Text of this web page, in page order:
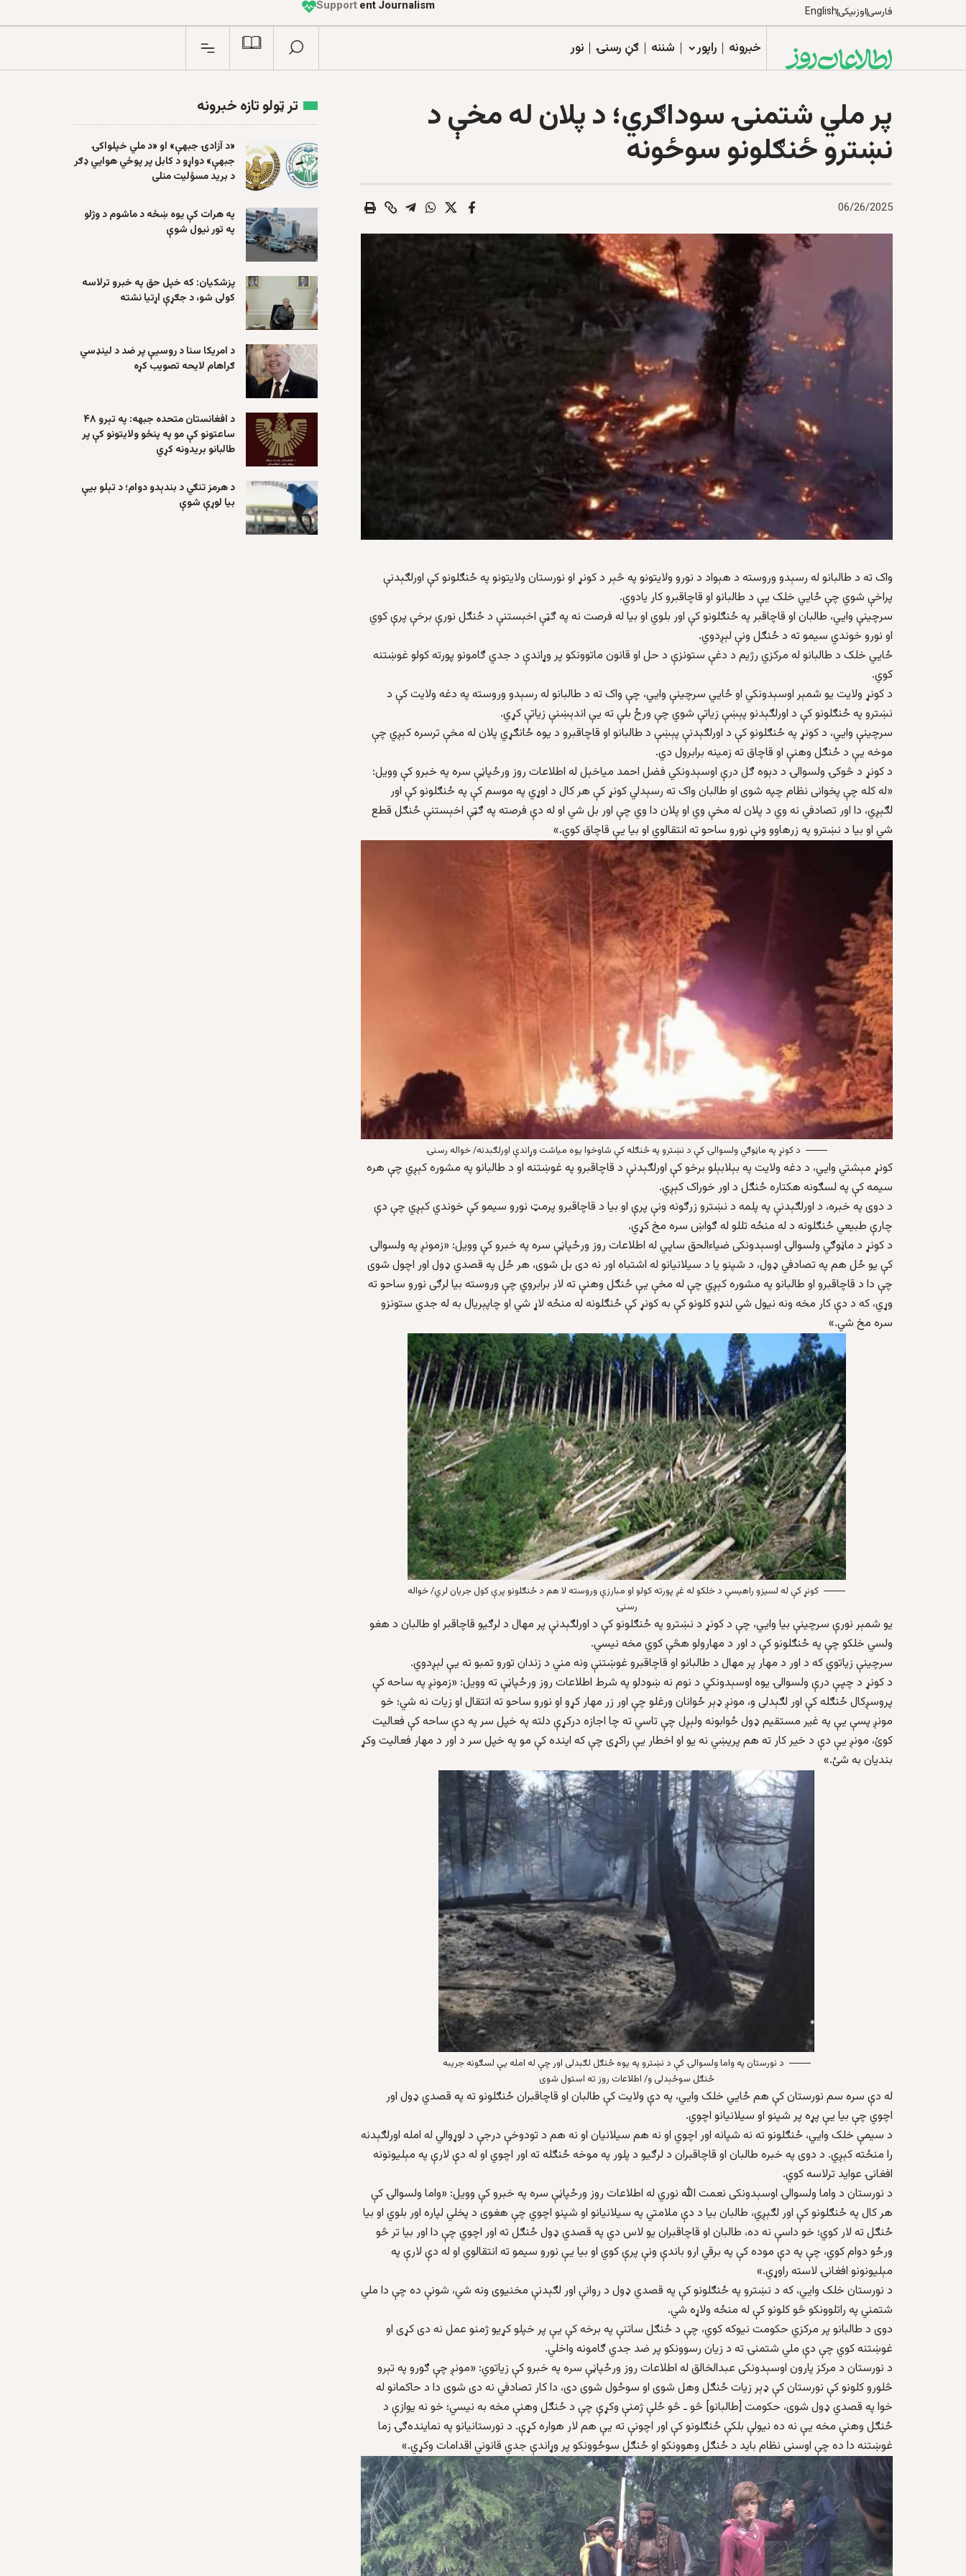
فارسیاوزبیکیEnglish
E
n
p
e
d
n
I Support
خبرونه راپور شننه ګڼ رسنۍ نور
پر ملي شتمنۍ سوداګري؛ د پلان له مخې د
نښترو ځنګلونو سوځونه
06/26/2025
واک ته د طالبانو له رسېدو وروسته د هېواد د نورو ولایتونو په څېر د کونړ او نورستان ولایتونو په ځنګلونو کې اورلګېدنې
پراخې شوي چې ځايي خلک یې د طالبانو او قاچاقبرو کار یادوي.
سرچینې وايي، طالبان او قاچاقبر په ځنګلونو کې اور بلوي او بیا له فرصت نه په ګټې اخېستنې د ځنګل نورې برخې پرې کوي
او نورو خوندي سیمو ته د ځنګل ونې لېږدوي.
ځايي خلک د طالبانو له مرکزي رژیم د دغې ستونزې د حل او قانون ماتوونکو پر وړاندې د جدي ګامونو پورته کولو غوښتنه
کوي.
د کونړ ولایت یو شمېر اوسېدونکي او ځايي سرچینې وايي، چې واک ته د طالبانو له رسېدو وروسته په دغه ولایت کې د
نښترو په ځنګلونو کې د اورلګېدنو پېښې زیاتې شوي چې ورځ بلې ته یې اندېښنې زیاتې کړي.
سرچینې وایي، د کونړ په ځنګلونو کې د اورلګېدنې پېښې د طالبانو او قاچاقبرو د یوه ځانګړي پلان له مخې ترسره کېږي چې
موخه یې د ځنګل وهنې او قاچاق ته زمینه برابرول دي.
د کونړ د څوکۍ ولسوالۍ د دېوه ګل درې اوسېدونکي فضل احمد میاخېل له اطلاعات روز ورځپاڼې سره په خبرو کې وویل:
«له کله چې پخوانی نظام چپه شوی او طالبان واک ته رسېدلي کونړ کې هر کال د اوړي په موسم کې په ځنګلونو کې اور
لګېږي، دا اور تصادفي نه وي د پلان له مخې وي او پلان دا وي چې اور بل شي او له دې فرصته په ګټې اخېستنې ځنګل قطع
شي او بیا د نښترو په زرهاوو ونې نورو ساحو ته انتقالوي او بیا یې قاچاق کوي.»
د کونړ په ماڼوګي ولسوالۍ کې د نښترو په ځنګله کې شاوخوا یوه میاشت وړاندې اورلګېدنه/ خواله رسنۍ
کونړ مېشتي وايي، د دغه ولایت په بېلابېلو برخو کې اورلګېدنې د قاچاقبرو په غوښتنه او د طالبانو په مشوره کېږي چې هره
سیمه کې په لسګونه هکتاره ځنګل د اور خوراک کېږي.
د دوی په خبره، د اورلګېدنې په پلمه د نښترو زرګونه ونې پرې او بیا د قاچاقبرو پرمټ نورو سیمو کې خوندي کېږي چې دې
چارې طبیعي ځنګلونه د له منځه تللو له ګواښ سره مخ کړي.
د کونړ د ماڼوګي ولسوالۍ اوسېدونکی ضیاءالحق ساپي له اطلاعات روز ورځپاڼې سره په خبرو کې وویل: «زمونږ په ولسوالۍ
کې یو ځل هم په تصادفي ډول، د شپنو یا د سیلانیانو له اشتباه اور نه دی بل شوی، هر ځل په قصدي ډول اور اچول شوی
چې دا د قاچاقبرو او طالبانو په مشوره کېږي چې له مخې یې ځنګل وهنې ته لار برابروي چې وروسته بیا لرګی نورو ساحو ته
وړي، که د دې کار مخه ونه نیول شي لنډو کلونو کې به کونړ کې ځنګلونه له منځه لاړ شي او چاپېریال به له جدي ستونزو
سره مخ شي.»
کونړ کې له لسیزو راهیسې د خلکو له غږ پورته کولو او مبارزې وروسته لا هم د ځنګلونو پرې کول جریان لري/ خواله
رسنۍ
یو شمېر نورې سرچینې بیا وايي، چې د کونړ د نښترو په ځنګلونو کې د اورلګېدنې پر مهال د لرګیو قاچاقبر او طالبان د هغو
ولسي خلکو چې په ځنګلونو کې د اور د مهارولو هڅې کوي مخه نیسي.
سرچینې زیاتوي که د اور د مهار پر مهال د طالبانو او قاچاقبرو غوښتنې ونه مني د زندان تورو تمبو ته یې لېږدوي.
د کونړ د چپې درې ولسوالۍ یوه اوسېدونکي د نوم نه ښودلو په شرط اطلاعات روز ورځپاڼې ته وویل: «زمونږ په ساحه کې
پروسږکال ځنګله کې اور لګېدلی و، مونږ ډېر ځوانان ورغلو چې اور زر مهار کړو او نورو ساحو ته انتقال او زیات نه شي؛ خو
مونږ پسې یې په غیر مستقیم ډول ځوابونه ولېږل چې تاسي ته چا اجازه درکړې دلته په خپل سر په دې ساحه کې فعالیت
کوئ، مونږ یې دې د خیر کار ته هم پریښي نه یو او اخطار یې راکړی چې که اینده کې مو په خپل سر د اور د مهار فعالیت وکړ
بندیان به شئ.»
د نورستان په واما ولسوالۍ کې د نښترو په یوه ځنګل لګېدلی اور چې له امله یې لسګونه جریبه
ځنګل سوځېدلی و/ اطلاعات روز ته استول شوی
له دې سره سم نورستان کې هم ځايي خلک وايي، په دې ولایت کې طالبان او قاچاقبران ځنګلونو ته په قصدي ډول اور
اچوي چې بیا یې پړه پر شپنو او سیلانیانو اچوي.
د سیمې خلک وايي، ځنګلونو ته نه شپانه اور اچوي او نه هم سیلانیان او نه هم د تودوخې درجې د لوړوالي له امله اورلګېدنه
را منځته کېږي. د دوی په خبره طالبان او قاچاقبران د لرګیو د پلور په موخه ځنګله ته اور اچوي او له دې لارې په مېلیونونه
افغانۍ عواید ترلاسه کوي.
د نورستان د واما ولسوالۍ اوسېدونکی نعمت الله نوري له اطلاعات روز ورځپاڼې سره په خبرو کې وویل: «واما ولسوالۍ کې
هر کال په ځنګلونو کې اور لګېږي، طالبان بیا د دې ملامتي په سیلانیانو او شپنو اچوي چې هغوی د پخلي لپاره اور بلوي او بیا
ځنګل ته لار کوي؛ خو داسې نه ده، طالبان او قاچاقبران یو لاس دي په قصدي ډول ځنګل ته اور اچوي چې دا اور بیا تر څو
ورځو دوام کوي، چې په دې موده کې په برقي ارو باندې ونې پرې کوي او بیا یې نورو سیمو ته انتقالوي او له دې لارې په
مېلیونونو افغانۍ لاسته راوړي.»
د نورستان خلک وايي، که د نښترو په ځنګلونو کې په قصدي ډول د روانې اور لګېدنې مخنیوی ونه شي، شونې ده چې دا ملي
شتمني په راتلوونکو څو کلونو کې له منځه ولاړه شي.
دوی د طالبانو پر مرکزي حکومت نیوکه کوي، چې د ځنګل ساتنې په برخه کې یې پر خپلو کړیو ژمنو عمل نه دی کړی او
غوښتنه کوي چې دې ملي شتمنۍ ته د زیان رسوونکو پر ضد جدي ګامونه واخلي.
د نورستان د مرکز پارون اوسېدونکی عبدالخالق له اطلاعات روز ورځپاڼې سره په خبرو کې زیاتوي: «مونږ چې ګورو په تېرو
څلورو کلونو کې نورستان کې ډېر زیات ځنګل وهل شوی او سوځول شوی دی، دا کار تصادفي نه دی شوی دا د حاکمانو له
خوا په قصدي ډول شوی، حکومت [طالبانو] څو ـ څو ځلې ژمنې وکړې چې د ځنګل وهنې مخه به نیسي؛ خو نه یوازې د
ځنګل وهنې مخه یې نه ده نیولې بلکې ځنګلونو کې اور اچونې ته یې هم لار هواره کړې. د نورستانیانو په نماینده‌ګۍ زما
غوښتنه دا ده چې اوسنی نظام باید د ځنګل وهوونکو او ځنګل سوځوونکو پر وړاندې جدي قانوني اقدامات وکړي.»
تر ټولو تازه خبرونه
«د آزادۍ جبهې» او «د ملي خپلواکۍ
جبهې» دواړو د کابل پر پوځي هوايي ډګر
د برید مسؤلیت منلی
په هرات کې یوه ښځه د ماشوم د وژلو
په تور نیول شوې
پزشکیان: که خپل حق په خبرو ترلاسه
کولی شو، د جګړې اړتیا نشته
د امریکا سنا د روسیې پر ضد د لینډسي
ګراهام لایحه تصویب کړه
د افغانستان متحده جبهه: په تېرو ۴۸
ساعتونو کې مو په پنځو ولایتونو کې پر
طالبانو بریدونه کړي
د هرمز تنګي د بندېدو دوام؛ د تېلو بیې
بیا لوړې شوې